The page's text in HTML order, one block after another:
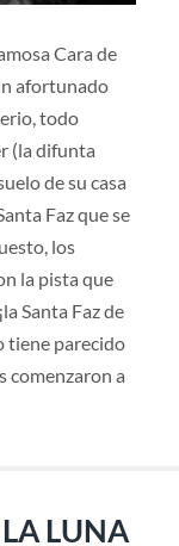
Cara de
afortunado
todo
(la difunta
de su casa
Faz que se
los
la pista que
Santa Faz de
tiene parecido
comenzaron a
LUNA